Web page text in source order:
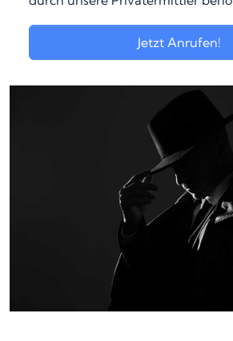
Jetzt Anrufen!